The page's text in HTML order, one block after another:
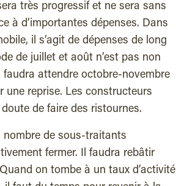
très progressif et ne sera sans
à d’importantes dépenses. Dans
il s’agit de dépenses de long
de juillet et août n’est pas non
faudra attendre octobre-novembre
une reprise. Les constructeurs
de faire des ristournes.
nombre de sous-traitants
fermer. Il faudra rebâtir
on tombe à un taux d’activité